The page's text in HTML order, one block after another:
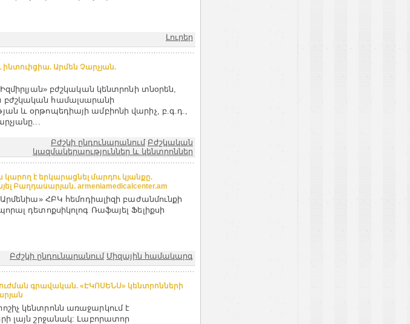
Լուրեր
Արմեն Չարչյան.
բժշկական կենտրոնի տնօրեն,
համալսարանի
և օրթոպեդիայի ամբիոնի վարիչ, բ.գ.դ.,
Բժշկի ընդունարանում Բժշկական
կազմակերպություններ և կենտրոններ
է երկարացնել մարդու կյանքը.
Բաղդասարյան. armeniamedicalcenter.am
ՀԲԿ հեմոդիալիզի բաժանմունքի
դետոքսիկոլոգ Ռաֆայել Ֆելիքսի
Բժշկի ընդունարանում Միզային համակարգ
գրավական. «ԷԿՈՍԵՆՍ» կենտրոնների
կենտրոնն առաջարկում է
լայն շրջանակ: Լաբորատոր